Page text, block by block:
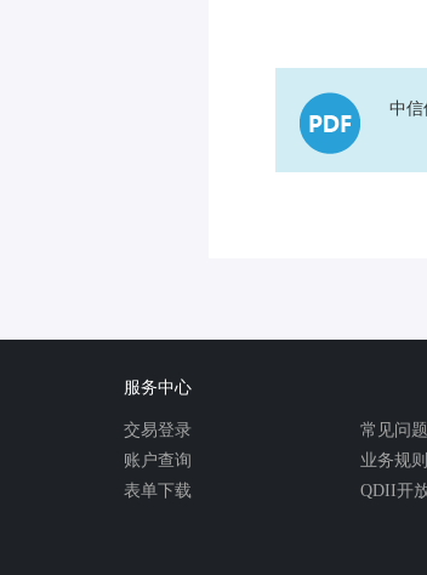
中信
服务中心
交易登录
账户查询
表单下载
常见问题
业务规则
QDII开